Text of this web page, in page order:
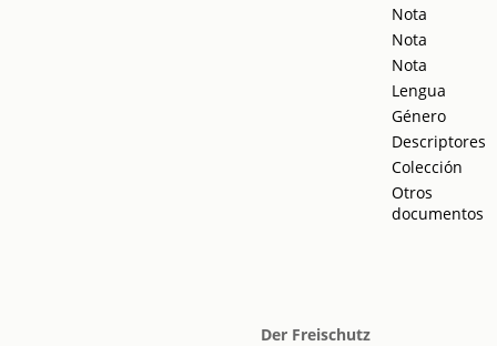
Nota
Nota
Nota
Lengua
Género
Descriptores
Colección
Otros
documentos
Der Freischutz